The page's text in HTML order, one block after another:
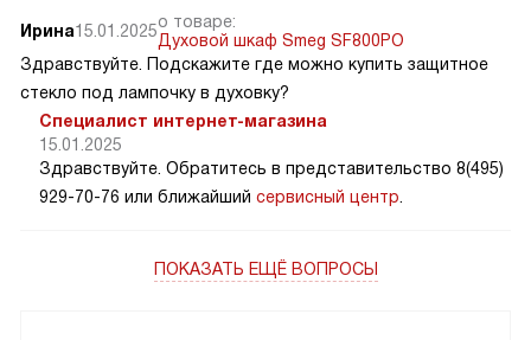
Ирина15.01.2025о товаре:
Духовой шкаф Smeg SF800PO
Здравствуйте. Подскажите где можно купить защитное
стекло под лампочку в духовку?
Специалист интернет-магазина
15.01.2025
Здравствуйте. Обратитесь в представительство 8(495)
929-70-76 или ближайший сервисный центр
ПОКАЗАТЬ ЕЩЁ ВОПРОСЫ